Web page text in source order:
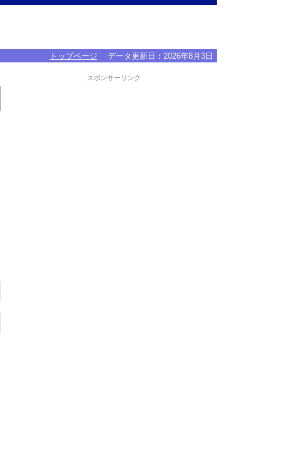
トップページ データ更新日： 2026年8月3日
スポンサーリンク